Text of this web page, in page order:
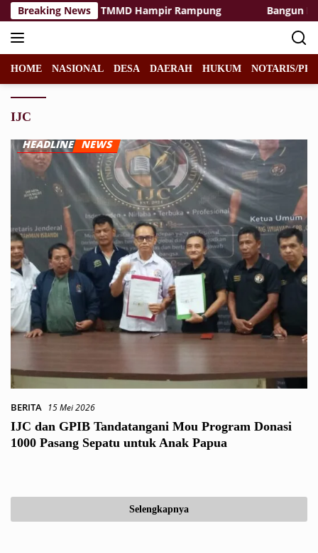
Langsung
ke
konten
Breaking News
Rest Area TMMD Hampir Rampung Bangun
HOME NASIONAL DESA DAERAH HUKUM NOTARIS/
IJC
BERITA 15 Mei 2026
IJC dan GPIB Tandatangani Mou Program Donasi
1000 Pasang Sepatu untuk Anak Papua
Selengkapnya